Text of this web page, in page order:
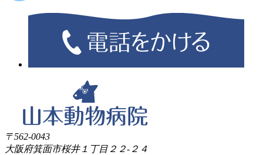
〒562-0043
大阪府箕面市桜井１丁目２２-２４